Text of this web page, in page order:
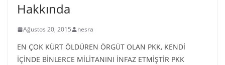
Hakkında
Ağustos 20, 2015 nesra
EN ÇOK KÜRT ÖLDÜREN ÖRGÜT OLAN PKK, KENDİ
İÇİNDE BİNLERCE MİLİTANINI İNFAZ ETMİŞTİR PKK